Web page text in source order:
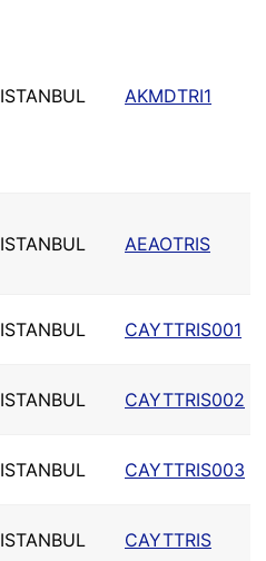
ISTANBUL AKMDTRI1
ISTANBUL AEAOTRIS
ISTANBUL CAYTTRIS001
ISTANBUL CAYTTRIS002
ISTANBUL CAYTTRIS003
ISTANBUL CAYTTRIS